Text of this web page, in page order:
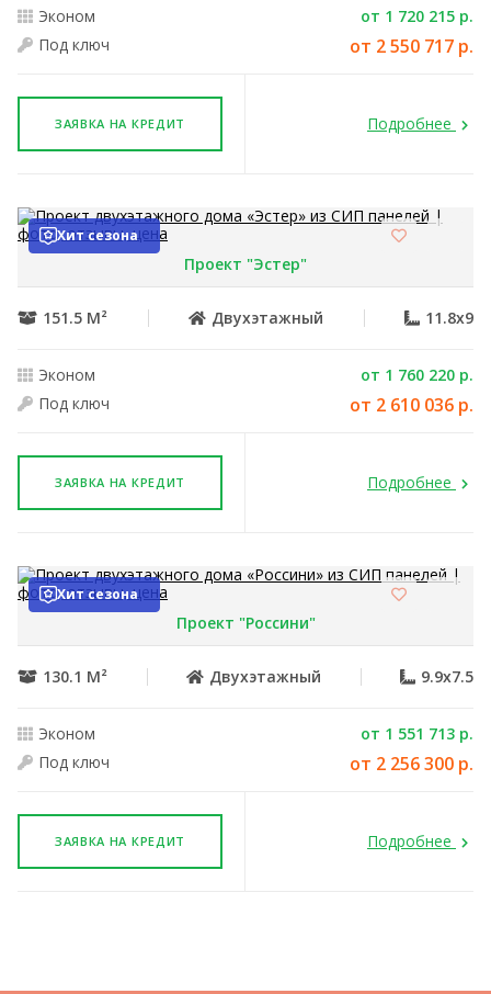
Эконом
от 1 720 215 р.
Под ключ
от 2 550 717 р.
ЗАЯВКА НА КРЕДИТ Подробнее
Хит сезона
Проект "Эстер"
151.5 М² Двухэтажный 11.8x9
Эконом
от 1 760 220 р.
Под ключ
от 2 610 036 р.
ЗАЯВКА НА КРЕДИТ Подробнее
Хит сезона
Проект "Россини"
130.1 М² Двухэтажный 9.9x7.5
Эконом
от 1 551 713 р.
Под ключ
от 2 256 300 р.
ЗАЯВКА НА КРЕДИТ Подробнее